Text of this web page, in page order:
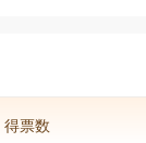
得票数